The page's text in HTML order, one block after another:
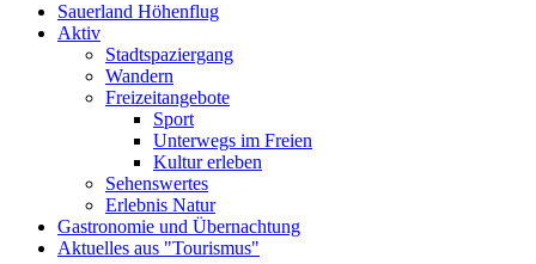
Sauerland Höhenflug
Aktiv
Stadtspaziergang
Wandern
Freizeitangebote
Sport
Unterwegs im Freien
Kultur erleben
Sehenswertes
Erlebnis Natur
Gastronomie und Übernachtung
Aktuelles aus "Tourismus"